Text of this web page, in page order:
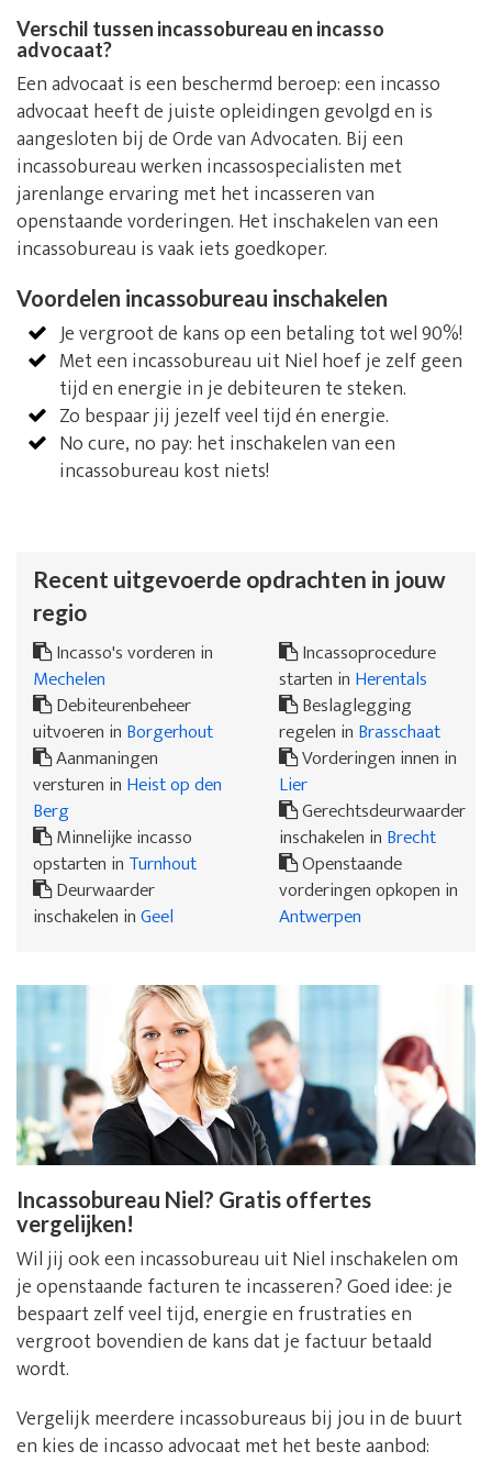
Verschil tussen incassobureau en incasso
advocaat?
Een advocaat is een beschermd beroep: een incasso
advocaat heeft de juiste opleidingen gevolgd en is
aangesloten bij de Orde van Advocaten. Bij een
incassobureau werken incassospecialisten met
jarenlange ervaring met het incasseren van
openstaande vorderingen. Het inschakelen van een
incassobureau is vaak iets goedkoper.
Voordelen incassobureau inschakelen
Je vergroot de kans op een betaling tot wel 90%!
Met een incassobureau uit Niel hoef je zelf geen
tijd en energie in je debiteuren te steken.
Zo bespaar jij jezelf veel tijd én energie.
No cure, no pay: het inschakelen van een
incassobureau kost niets!
Recent uitgevoerde opdrachten in jouw
regio
Incasso's vorderen in
Mechelen
Debiteurenbeheer
uitvoeren in Borgerhout
Aanmaningen
versturen in Heist op den
Berg
Minnelijke incasso
opstarten in Turnhout
Deurwaarder
inschakelen inGeel
Incassoprocedure
starten in Herentals
Beslaglegging
regelen in Brasschaat
Vorderingen innen in
Lier
Gerechtsdeurwaarder
inschakelen in Brecht
Openstaande
vorderingen opkopen in
Antwerpen
Incassobureau Niel? Gratis offertes
vergelijken!
Wil jij ook een incassobureau uit Niel inschakelen om
je openstaande facturen te incasseren? Goed idee: je
bespaart zelf veel tijd, energie en frustraties en
vergroot bovendien de kans dat je factuur betaald
wordt.
Vergelijk meerdere incassobureaus bij jou in de buurt
en kies de incasso advocaat met het beste aanbod: